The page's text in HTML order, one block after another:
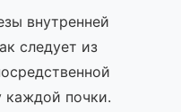
внутренней
следует из
каждой почки.